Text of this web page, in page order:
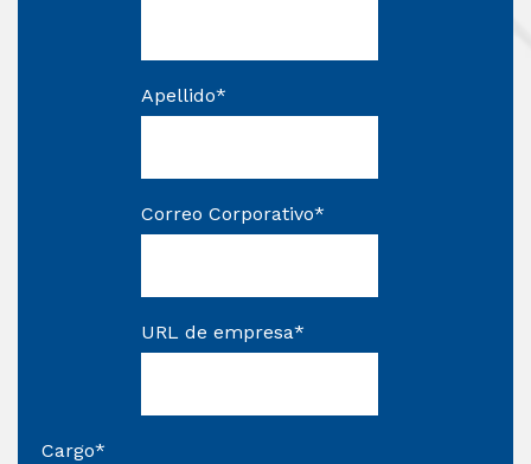
Apellido*
Correo Corporativo*
URL de empresa*
Cargo*